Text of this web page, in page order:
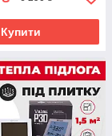
Купити